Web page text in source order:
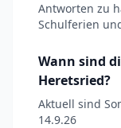
Antworten zu
Schulferien
Wann sind
Heretsried?
Aktuell sind
14.9.26